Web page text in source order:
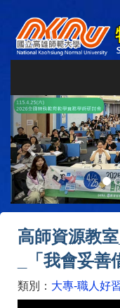
Previous
高師資源教
_「我會妥
類別： 大專-職人好